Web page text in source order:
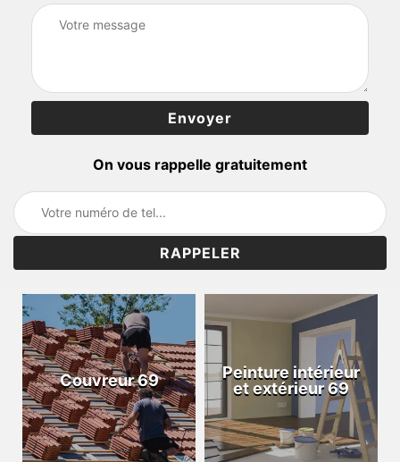
On vous rappelle gratuitement
Couvreur 69
Peinture intérieur
et extérieur 69